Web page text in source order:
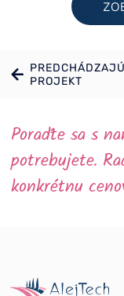
PROJEKT
Poraďte sa s
potrebujete.
konkrétnu